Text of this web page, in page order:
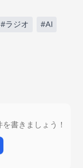
#ラジオ #AI
書きましょう！